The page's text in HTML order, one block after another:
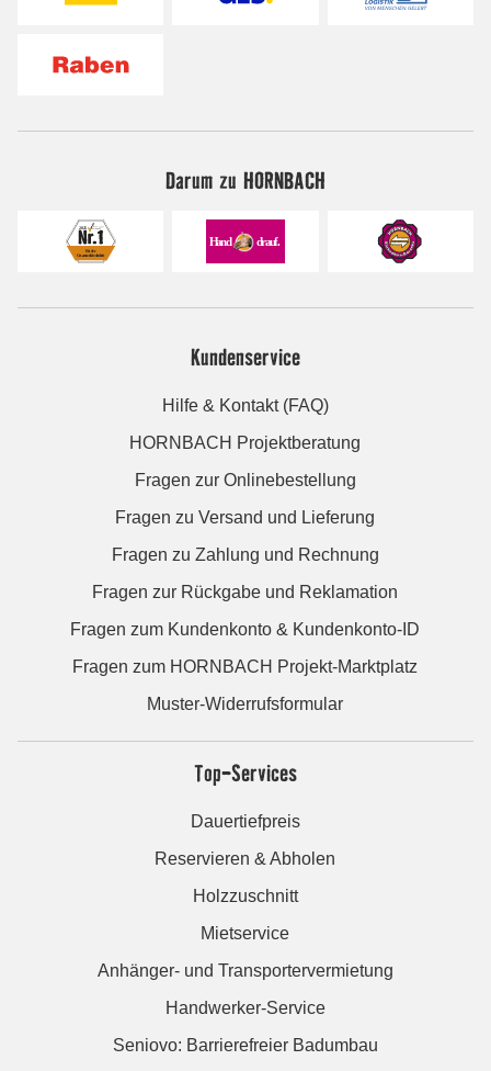
Darum zu HORNBACH
Kundenservice
Hilfe & Kontakt (FAQ)
HORNBACH Projektberatung
Fragen zur Onlinebestellung
Fragen zu Versand und Lieferung
Fragen zu Zahlung und Rechnung
Fragen zur Rückgabe und Reklamation
Fragen zum Kundenkonto & Kundenkonto-ID
Fragen zum HORNBACH Projekt-Marktplatz
Muster-Widerrufsformular
Top-Services
Dauertiefpreis
Reservieren & Abholen
Holzzuschnitt
Mietservice
Anhänger- und Transportervermietung
Handwerker-Service
Seniovo: Barrierefreier Badumbau